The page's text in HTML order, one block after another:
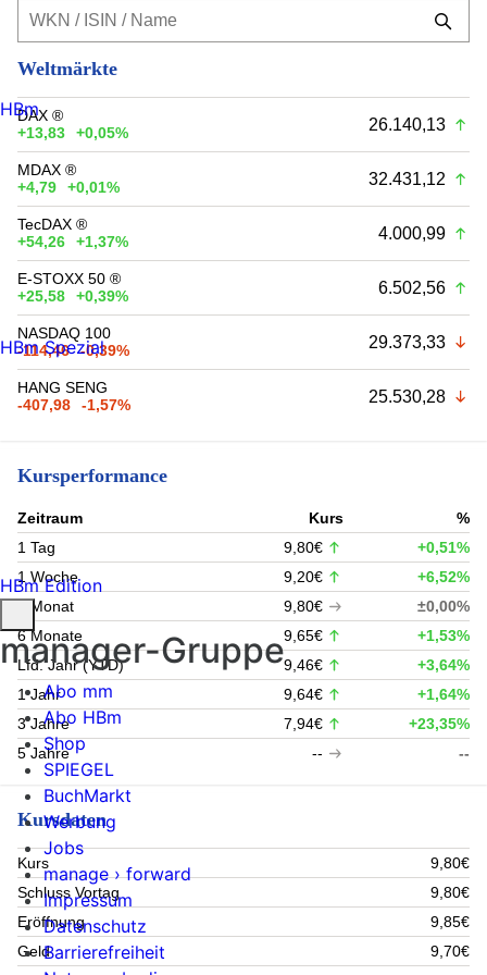
Weltmärkte
DAX ®
+13,83
+0,05% 26.140,13
MDAX ®
+4,79
+0,01% 32.431,12
TecDAX ®
+54,26
+1,37% 4.000,99
E-STOXX 50 ®
+25,58
+0,39% 6.502,56
NASDAQ 100
-114,46
-0,39% 29.373,33
HANG SENG
-407,98
-1,57% 25.530,28
Kursperformance
Zeitraum Kurs
%
1 Tag
9,80€
+0,51%
1 Woche
9,20€
+6,52%
1 Monat
9,80€
±0,00%
6 Monate
9,65€
+1,53%
Lfd. Jahr (YTD)
9,46€
+3,64%
1 Jahr
9,64€
+1,64%
3 Jahre
7,94€
+23,35%
5 Jahre
-- --
Kursdaten
Kurs
9,80€
Schluss Vortag
9,80€
Eröffnung
9,85€
Geld
9,70€
HBm
HBm Spezial
HBm Edition
manager-Gruppe
Abo mm
Abo HBm
Shop
SPIEGEL
BuchMarkt
Werbung
Jobs
manage › forward
Impressum
Datenschutz
Barrierefreiheit